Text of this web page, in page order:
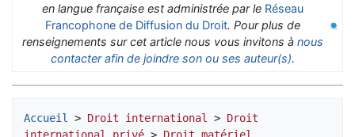
en langue française est administrée par le Réseau
Francophone de Diffusion du Droit. Pour plus de
renseignements sur cet article nous vous invitons à nous
contacter afin de joindre son ou ses auteur(s).
Accueil > Droit international > Droit